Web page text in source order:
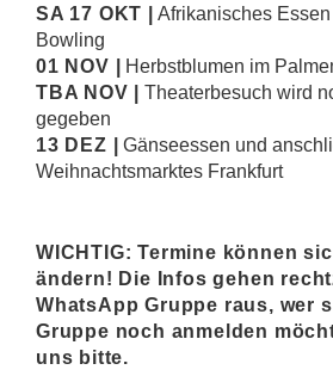
SA 17 OKT |
Afrikanisches
Bowling
01 NOV |
Herbstblumen im
TBA NOV |
Theaterbesuch wird
gegeben
13 DEZ |
Gänseessen und
Weihnachtsmarktes Frankfurt
WICHTIG: Termine können
ändern! Die Infos gehen
WhatsApp Gruppe raus, wer
Gruppe noch anmelden
uns bitte.